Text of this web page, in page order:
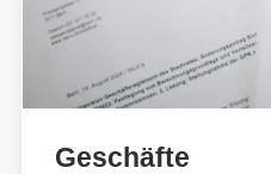
Geschäfte